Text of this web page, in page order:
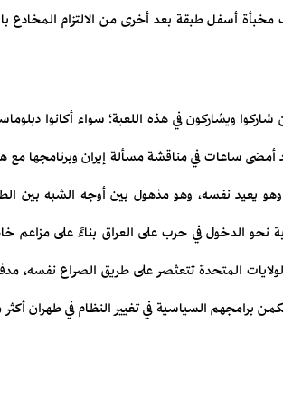
مخبأة أسفل طبقة بعد أخرى من الالتزام المخادع
ويشاركون في هذه اللعبة؛ سواء أكانوا
ساعات في مناقشة مسألة إيران وبرنامجها مع
وهو يعيد نفسه، وهو مذهول بين أوجه الشبه بين
نحو الدخول في حرب على العراق بناءً على مزاعم
المتحدة تتعثصر على طريق الصراع نفسه،
برامجهم السياسية في تغيير النظام في طهران أكثر